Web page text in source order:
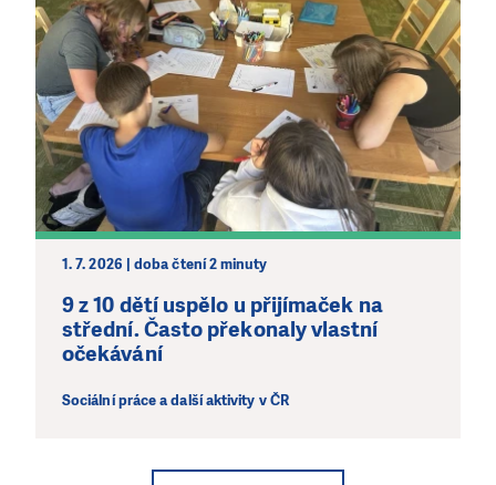
1. 7. 2026 | doba čtení 2 minuty
9 z 10 dětí uspělo u přijímaček na
střední. Často překonaly vlastní
očekávání
Sociální práce a další aktivity v ČR